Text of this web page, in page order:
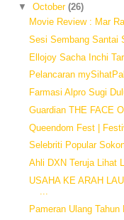
▼ October (26)
Movie Review : Mar
Sesi Sembang Santai
Ellojoy Sacha Inchi
Pelancaran
Farmasi Alpro Sugi
Guardian THE FACE
Queendom Fest |
Selebriti Popular
Ahli DXN Teruja Lihat
USAHA KE ARAH
Pameran Ulang Tahun